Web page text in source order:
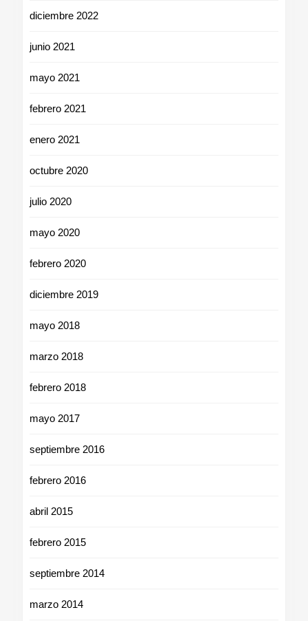
diciembre 2022
junio 2021
mayo 2021
febrero 2021
enero 2021
octubre 2020
julio 2020
mayo 2020
febrero 2020
diciembre 2019
mayo 2018
marzo 2018
febrero 2018
mayo 2017
septiembre 2016
febrero 2016
abril 2015
febrero 2015
septiembre 2014
marzo 2014